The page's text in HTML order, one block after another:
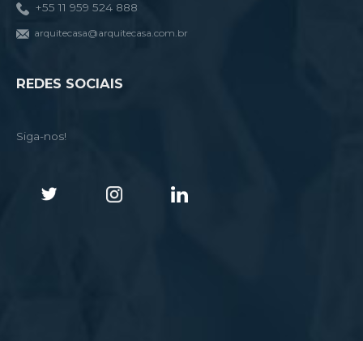
+55 11 959 524 888
arquitecasa@arquitecasa.com.br
REDES SOCIAIS
Siga-nos!